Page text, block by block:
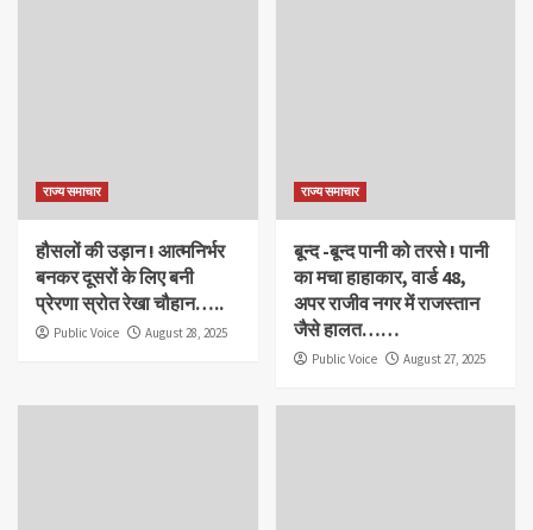
राज्य समाचार
हौसलों की उड़ान ! आत्मनिर्भर
बनकर दूसरों के लिए बनी
प्रेरणा स्रोत रेखा चौहान…..
Public Voice August 28, 2025
राज्य समाचार
बून्द -बून्द पानी को तरसे ! पानी
का मचा हाहाकार, वार्ड 48,
अपर राजीव नगर में राजस्तान
जैसे हालत……
Public Voice August 27, 2025